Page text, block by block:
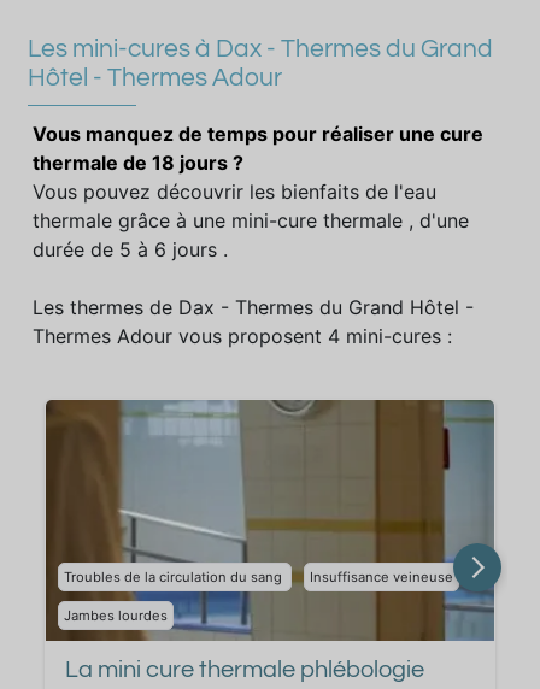
Les mini-cures à Dax - Thermes du Grand
Hôtel - Thermes Adour
Vous manquez de temps pour réaliser une cure
thermale de 18 jours ?
Vous pouvez découvrir les bienfaits de l'eau
thermale grâce à une mini-cure thermale , d'une
durée de 5 à 6 jours .
Les thermes de Dax - Thermes du Grand Hôtel -
Thermes Adour vous proposent 4 mini-cures :
Troubles de la circulation du sang Insuffisance veineuse
Jambes lourdes
La mini cure thermale phlébologie